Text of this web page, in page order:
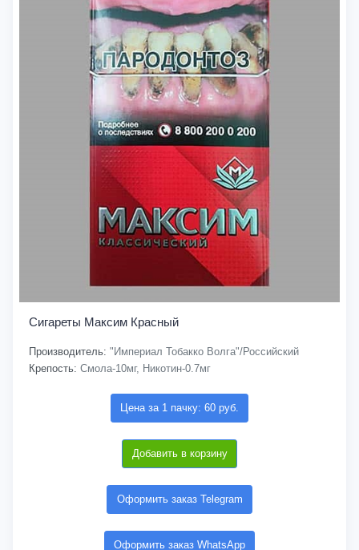
Сигареты Максим Красный
Производитель: "Империал Тобакко Волга"/Российский
Крепость: Смола-10мг, Никотин-0.7мг
Цена за 1 пачку: 60 руб.
Добавить в корзину
Оформить заказ Telegram
Оформить заказ WhatsApp